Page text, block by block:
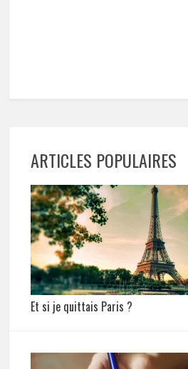
ARTICLES POPULAIRES
Et si je quittais Paris ?